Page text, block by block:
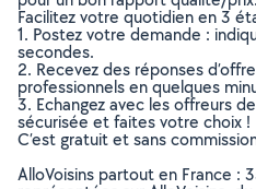
Facilitez votre quotidien en 3
1. Postez votre demande :
secondes.
2. Recevez des réponses
professionnels en quelques
3. Echangez avec les offreurs
sécurisée et faites votre choix !
C’est gratuit et sans
AlloVoisins partout en France :